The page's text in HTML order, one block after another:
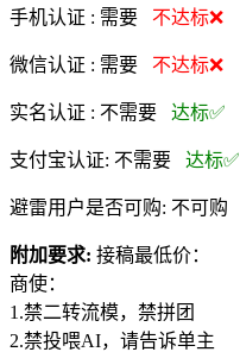
手机认证 : 需要 不达标❌
微信认证 : 需要 不达标❌
实名认证 : 不需要 达标✅
支付宝认证: 不需要 达标✅
避雷用户是否可购: 不可购
附加要求: 接稿最低价：
商使：
1.禁二转流模，禁拼团
2.禁投喂AI，请告诉单主